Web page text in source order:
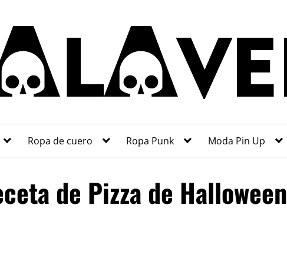
Ropa de cuero Ropa Punk Moda Pin Up
de Pizza de Halloween